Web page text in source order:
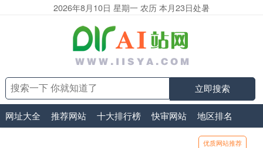
2026年8月10日 星期一 农历 本月23日处暑
立即搜索
网址大全 推荐网站 十大排行榜 快审网站 地区排名
优质网站推荐